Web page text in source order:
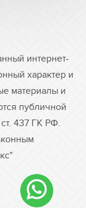
интернет-
характер и
материалы и
публичной
437 ГК РФ.